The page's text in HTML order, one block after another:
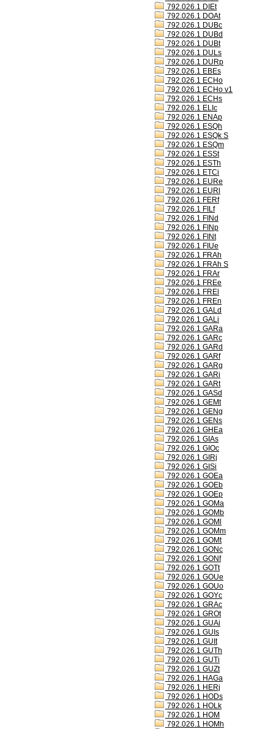
792.026.1 DIEt
792.026.1 DOAt
792.026.1 DUBc
792.026.1 DUBd
792.026.1 DUBt
792.026.1 DULs
792.026.1 DURp
792.026.1 EBEs
792.026.1 ECHo
792.026.1 ECHo v1
792.026.1 ECHs
792.026.1 ELIc
792.026.1 ENAp
792.026.1 ESQh
792.026.1 ESQk S
792.026.1 ESQm
792.026.1 ESSt
792.026.1 ESTh
792.026.1 ETCi
792.026.1 EURe
792.026.1 EURl
792.026.1 FERf
792.026.1 FILf
792.026.1 FINd
792.026.1 FINp
792.026.1 FINt
792.026.1 FIUe
792.026.1 FRAh
792.026.1 FRAh S
792.026.1 FRAr
792.026.1 FREe
792.026.1 FREl
792.026.1 FREn
792.026.1 GALd
792.026.1 GALi
792.026.1 GARa
792.026.1 GARc
792.026.1 GARd
792.026.1 GARf
792.026.1 GARg
792.026.1 GARi
792.026.1 GARt
792.026.1 GASd
792.026.1 GEMt
792.026.1 GENg
792.026.1 GENs
792.026.1 GHEa
792.026.1 GIAs
792.026.1 GIOc
792.026.1 GIRj
792.026.1 GISi
792.026.1 GOEa
792.026.1 GOEb
792.026.1 GOEp
792.026.1 GOMa
792.026.1 GOMb
792.026.1 GOMl
792.026.1 GOMm
792.026.1 GOMt
792.026.1 GONc
792.026.1 GONf
792.026.1 GOTt
792.026.1 GOUe
792.026.1 GOUo
792.026.1 GOYc
792.026.1 GRAc
792.026.1 GROt
792.026.1 GUAi
792.026.1 GUIs
792.026.1 GUIt
792.026.1 GUTh
792.026.1 GUTi
792.026.1 GUZt
792.026.1 HAGa
792.026.1 HERj
792.026.1 HODs
792.026.1 HOLk
792.026.1 HOM
792.026.1 HOMh